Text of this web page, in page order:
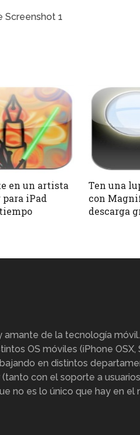
en un artista
iPad
Ten una
con
descarga
amante de la tecnología
OS móviles (iPhone OSX,
en distintos
con el soporte a
no es lo único que hay en el